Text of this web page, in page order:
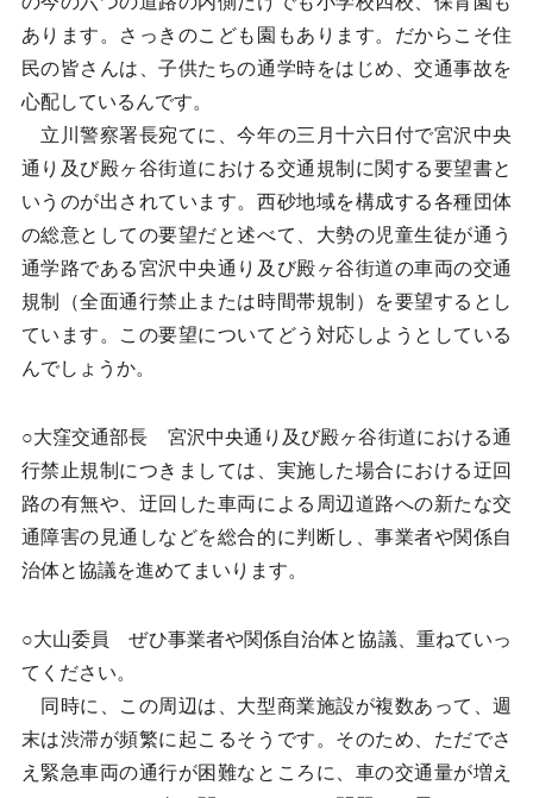
あります。さっきのこども園もあります。だからこそ住
民の皆さんは、子供たちの通学時をはじめ、交通事故を
心配しているんです。
立川警察署長宛てに、今年の三月十六日付で宮沢中央
通り及び殿ヶ谷街道における交通規制に関する要望書と
いうのが出されています。西砂地域を構成する各種団体
の総意としての要望だと述べて、大勢の児童生徒が通う
通学路である宮沢中央通り及び殿ヶ谷街道の車両の交通
規制（全面通行禁止または時間帯規制）を要望するとし
ています。この要望についてどう対応しようとしている
んでしょうか。
○大窪交通部長 宮沢中央通り及び殿ヶ谷街道における通
行禁止規制につきましては、実施した場合における迂回
路の有無や、迂回した車両による周辺道路への新たな交
通障害の見通しなどを総合的に判断し、事業者や関係自
治体と協議を進めてまいります。
○大山委員 ぜひ事業者や関係自治体と協議、重ねていっ
てください。
同時に、この周辺は、大型商業施設が複数あって、週
末は渋滞が頻繁に起こるそうです。そのため、ただでさ
え緊急車両の通行が困難なところに、車の交通量が増え